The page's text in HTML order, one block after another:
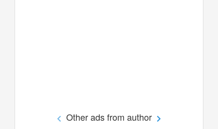
Other ads from author